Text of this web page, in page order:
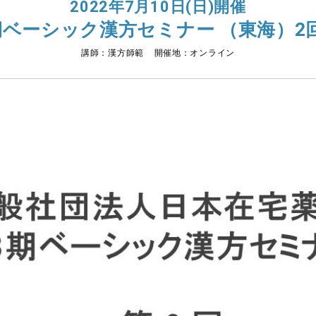
2022年7月10日(日)開催
ーシック漢方セミナー （東海）2
講師：漢方師範 開催地：オンライン